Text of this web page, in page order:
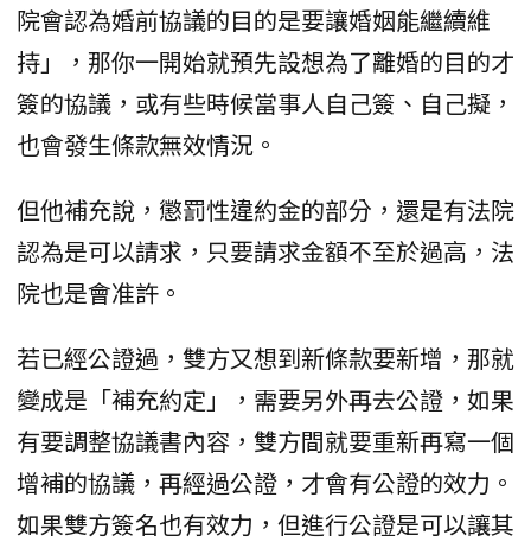
院會認為婚前協議的目的是要讓婚姻能繼續維
持」，那你一開始就預先設想為了離婚的目的才
簽的協議，或有些時候當事人自己簽、自己擬，
也會發生條款無效情況。
但他補充說，懲罰性違約金的部分，還是有法院
認為是可以請求，只要請求金額不至於過高，法
院也是會准許。
若已經公證過，雙方又想到新條款要新增，那就
變成是「補充約定」，需要另外再去公證，如果
有要調整協議書內容，雙方間就要重新再寫一個
增補的協議，再經過公證，才會有公證的效力。
如果雙方簽名也有效力，但進行公證是可以讓其